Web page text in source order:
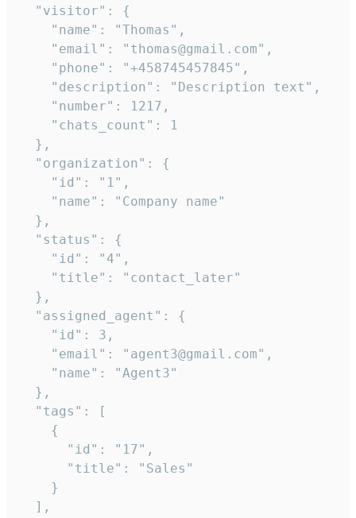
  "visitor": {
    "name": "Thomas",
    "email": "thomas@gmail.com",
    "phone": "+458745457845",
    "description": "Description text",
    "number": 1217,
    "chats_count": 1
  },
  "organization": {
    "id": "1",
    "name": "Company name"
  },
  "status": {
    "id": "4",
    "title": "contact_later"
  },
  "assigned_agent": {
    "id": 3,
    "email": "agent3@gmail.com",
    "name": "Agent3"
  },
  "tags": [
    {
      "id": "17",
      "title": "Sales"
    }
  ],